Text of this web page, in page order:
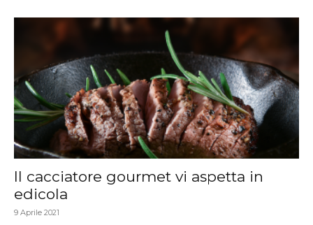
Il cacciatore gourmet vi aspetta in
edicola
9 Aprile 2021